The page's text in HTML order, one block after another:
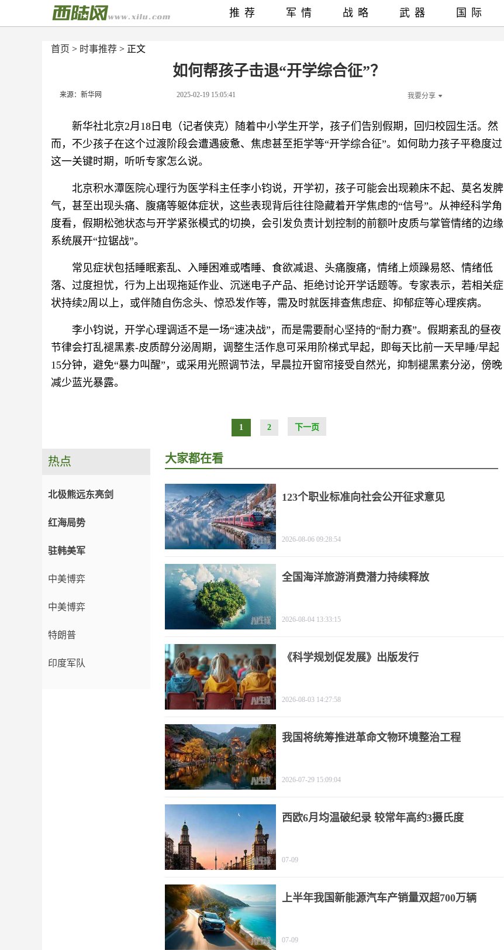
首页 > 时事推荐 > 正文
如何帮孩子击退“开学综合征”？
来源：新华网 2025-02-19 15:05:41 我要分享
新华社北京2月18日电（记者侠克）随着中小学生开学，孩子们告别假期，回归校园生活。然
而，不少孩子在这个过渡阶段会遭遇疲惫、焦虑甚至拒学等“开学综合征”。如何助力孩子平稳度过
这一关键时期，听听专家怎么说。
北京积水潭医院心理行为医学科主任李小钧说，开学初，孩子可能会出现赖床不起、莫名发脾
气，甚至出现头痛、腹痛等躯体症状，这些表现背后往往隐藏着开学焦虑的“信号”。从神经科学角
度看，假期松弛状态与开学紧张模式的切换，会引发负责计划控制的前额叶皮质与掌管情绪的边缘
系统展开“拉锯战”。
常见症状包括睡眠紊乱、入睡困难或嗜睡、食欲减退、头痛腹痛，情绪上烦躁易怒、情绪低
落、过度担忧，行为上出现拖延作业、沉迷电子产品、拒绝讨论开学话题等。专家表示，若相关症
状持续2周以上，或伴随自伤念头、惊恐发作等，需及时就医排查焦虑症、抑郁症等心理疾病。
李小钧说，开学心理调适不是一场“速决战”，而是需要耐心坚持的“耐力赛”。假期紊乱的昼夜
节律会打乱褪黑素-皮质醇分泌周期，调整生活作息可采用阶梯式早起，即每天比前一天早睡/早起
15分钟，避免“暴力叫醒”，或采用光照调节法，早晨拉开窗帘接受自然光，抑制褪黑素分泌，傍晚
减少蓝光暴露。
1 2 下一页
推荐 军情 战略 武器 国际
热点
北极熊远东亮剑
红海局势
驻韩美军
中美博弈
中美博弈
特朗普
印度军队
大家都在看
123个职业标准向社会公开征求意见
2026-08-06 09:28:54
全国海洋旅游消费潜力持续释放
2026-08-04 13:33:15
《科学规划促发展》出版发行
2026-08-03 14:27:58
我国将统筹推进革命文物环境整治工程
2026-07-29 15:09:04
西欧6月均温破纪录 较常年高约3摄氏度
07-09
上半年我国新能源汽车产销量双超700万辆
07-09